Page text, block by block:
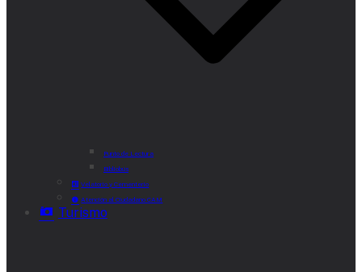
Punto de Lectura
Bibliobús
Velatorio y Cementerio
Atención al Ciudadano CAM
Turismo